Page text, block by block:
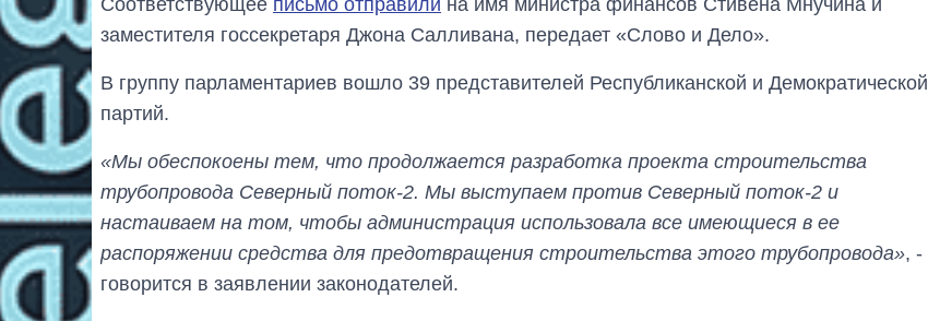
Соответствующее письмо отправили на имя министра финансов Стивена Мнучина и
заместителя госсекретаря Джона Салливана, передает «Слово и Дело».
В группу парламентариев вошло 39 представителей Республиканской и Демократической
партий.
«Мы обеспокоены тем, что продолжается разработка проекта строительства
трубопровода Северный поток-2. Мы выступаем против Северный поток-2 и
настаиваем на том, чтобы администрация использовала все имеющиеся в ее
распоряжении средства для предотвращения строительства этого трубопровода», -
говорится в заявлении законодателей.